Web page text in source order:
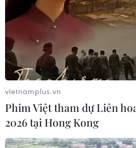
Sở hữu trí tuệ
Quy
RSS
Hỗ
Ngôn ngữ
Dịch vụ tin
Liên hệ
Giấy phép số: 1374/GP-BTTTT do Bộ
cấp ngày 11/9/2008.
vietnamplus.vn
Phim Việt tham dự Liên
2026 tại Hong Kong